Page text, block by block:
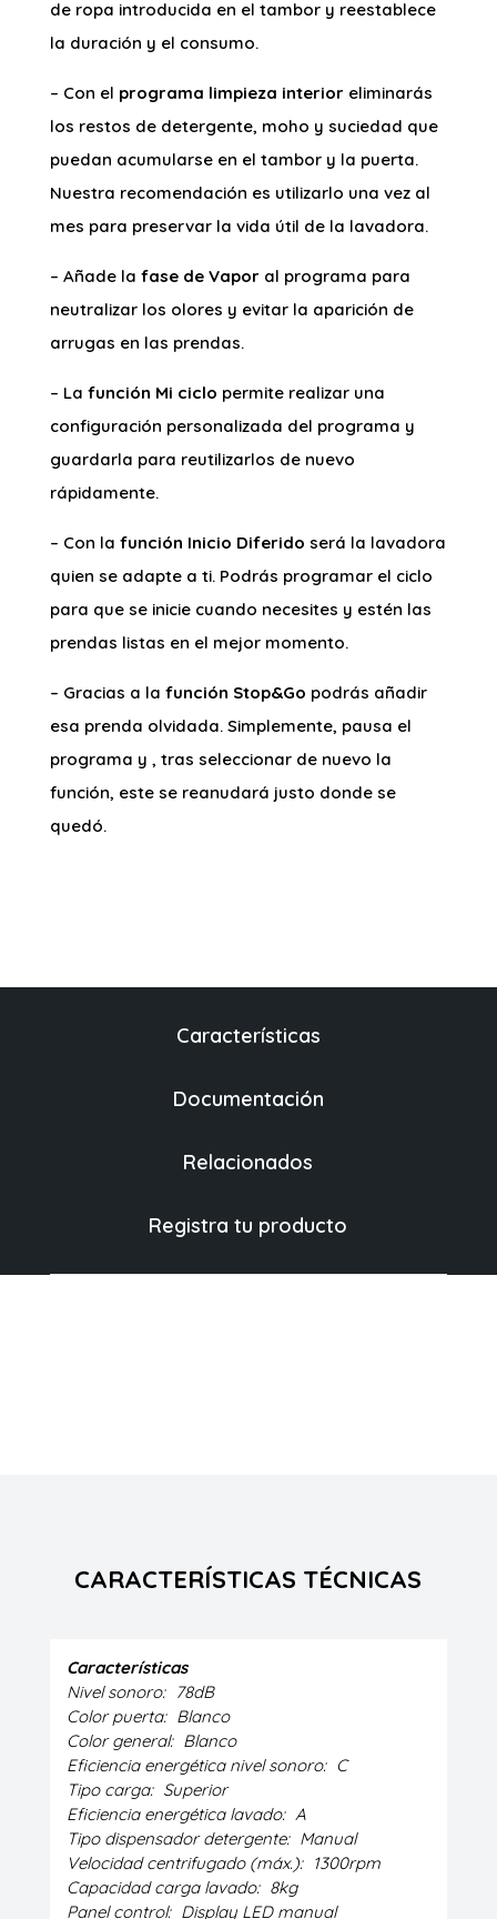
de ropa introducida en el tambor y reestablece
la duración y el consumo.
– Con el programa limpieza interioreliminarás
los restos de detergente, moho y suciedad que
puedan acumularse en el tambor y la puerta.
Nuestra recomendación es utilizarlo una vez al
mes para preservar la vida útil de la lavadora.
– Añade la fase de Vaporal programa para
neutralizar los olores y evitar la aparición de
arrugas en las prendas.
– La función Mi ciclo permite realizar una
configuración personalizada del programa y
guardarla para reutilizarlos de nuevo
rápidamente.
– Con la función Inicio Diferido será la lavadora
quien se adapte a ti. Podrás programar el ciclo
para que se inicie cuando necesites y estén las
prendas listas en el mejor momento.
– Gracias a la función Stop&Go podrás añadir
esa prenda olvidada. Simplemente, pausa el
programa y , tras seleccionar de nuevo la
función, este se reanudará justo donde se
quedó.
Características
Documentación
Relacionados
Registra tu producto
CARACTERÍSTICAS TÉCNICAS
Características
Nivel sonoro: 78dB
Color puerta: Blanco
Color general: Blanco
Eficiencia energética nivel sonoro: C
Tipo carga: Superior
Eficiencia energética lavado: A
Tipo dispensador detergente: Manual
Velocidad centrifugado (máx.): 1300rpm
Capacidad carga lavado: 8kg
Panel control: Display LED manual